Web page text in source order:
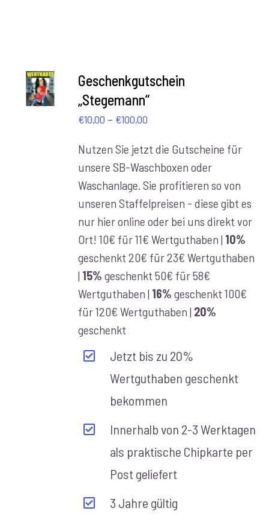
WÄHLEN
/
Geschenkgutschein
„Stegemann“
€10,00 – €100,00
bis
€100,00
Nutzen Sie jetzt die Gutscheine für
unsere SB-Waschboxen oder
Waschanlage. Sie profitieren so von
unseren Staffelpreisen - diese gibt es
nur hier online oder bei uns direkt vor
Ort! 10€ für 11€ Wertguthaben | 10%
geschenkt 20€ für 23€ Wertguthaben
| 15% geschenkt 50€ für 58€
Wertguthaben | 16% geschenkt 100€
für 120€ Wertguthaben | 20%
geschenkt
Jetzt bis zu 20%
Wertguthaben geschenkt
bekommen
Innerhalb von 2-3 Werktagen
als praktische Chipkarte per
Post geliefert
3 Jahre gültig